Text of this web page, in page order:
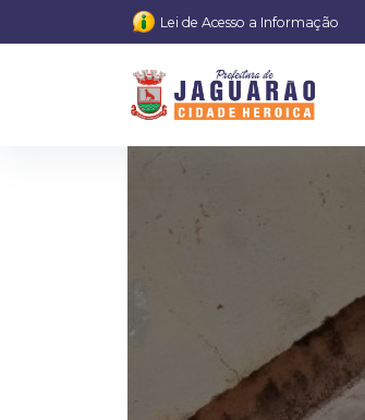
Lei de Acesso a Informação